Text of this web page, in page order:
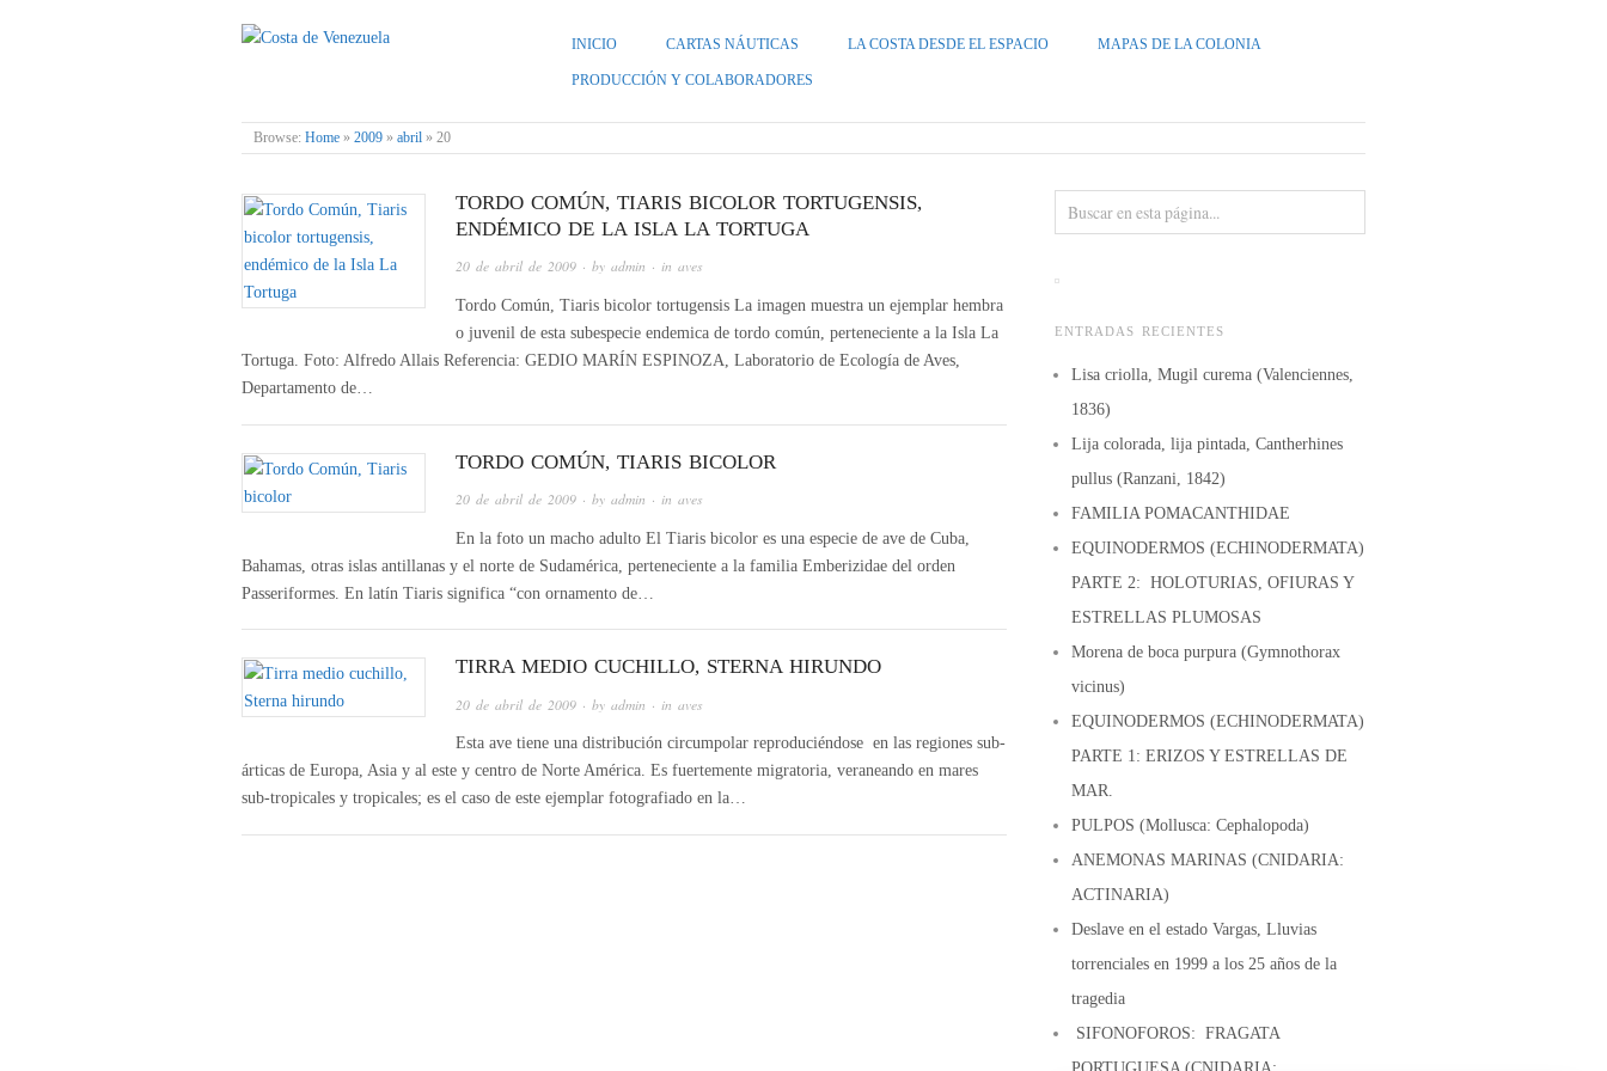
COSTA DE VENEZUELA
INICIO CARTAS NÁUTICAS LA COSTA DESDE EL ESPACIO MAPAS DE LA COLONIA
PRODUCCIÓN Y COLABORADORES
Browse: Home » 2009 » abril » 20
TORDO COMÚN, TIARIS BICOLOR TORTUGENSIS,
ENDÉMICO DE LA ISLA LA TORTUGA
20 de abril de 2009 · by admin · in aves
Tordo Común, Tiaris bicolor tortugensis La imagen muestra un ejemplar hembra
o juvenil de esta subespecie endemica de tordo común, perteneciente a la Isla La
Tortuga. Foto: Alfredo Allais Referencia: GEDIO MARÍN ESPINOZA, Laboratorio de Ecología de Aves,
Departamento de…
TORDO COMÚN, TIARIS BICOLOR
20 de abril de 2009 · by admin · in aves
En la foto un macho adulto El Tiaris bicolor es una especie de ave de Cuba,
Bahamas, otras islas antillanas y el norte de Sudamérica, perteneciente a la familia Emberizidae del orden
Passeriformes. En latín Tiaris significa “con ornamento de…
TIRRA MEDIO CUCHILLO, STERNA HIRUNDO
20 de abril de 2009 · by admin · in aves
Esta ave tiene una distribución circumpolar reproduciéndose en las regiones sub-
árticas de Europa, Asia y al este y centro de Norte América. Es fuertemente migratoria, veraneando en mares
sub-tropicales y tropicales; es el caso de este ejemplar fotografiado en la…
ENTRADAS RECIENTES
Lisa criolla, Mugil curema (Valenciennes,
1836)
Lija colorada, lija pintada, Cantherhines
pullus (Ranzani, 1842)
FAMILIA POMACANTHIDAE
EQUINODERMOS (ECHINODERMATA)
PARTE 2: HOLOTURIAS, OFIURAS Y
ESTRELLAS PLUMOSAS
Morena de boca purpura (Gymnothorax
vicinus)
EQUINODERMOS (ECHINODERMATA)
PARTE 1: ERIZOS Y ESTRELLAS DE
MAR.
PULPOS (Mollusca: Cephalopoda)
ANEMONAS MARINAS (CNIDARIA:
ACTINARIA)
Deslave en el estado Vargas, Lluvias
torrenciales en 1999 a los 25 años de la
tragedia
SIFONOFOROS: FRAGATA